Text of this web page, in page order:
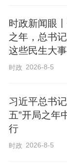
我轻声点他
的句子。
身，双手攥
却瞬间打破
震。
我压不住心
时政新闻眼
之年，总书
这些民生大事
时政 2026-8-5
习近平总书
五”开局之年
行
时政 2026-8-5